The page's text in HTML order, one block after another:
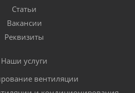
Статьи
Вакансии
Реквизиты
Наши услуги
вентиляции